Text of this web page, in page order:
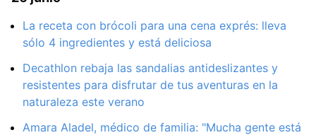
La receta con brócoli para una cena exprés: lleva
sólo 4 ingredientes y está deliciosa
Decathlon rebaja las sandalias antideslizantes y
resistentes para disfrutar de tus aventuras en la
naturaleza este verano
Amara Aladel, médico de familia: "Mucha gente está